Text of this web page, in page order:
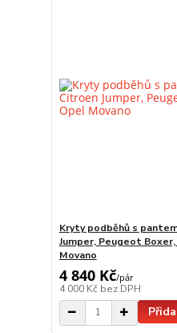
Kryty podběhů s
Jumper, Peugeot
Movano
4 840 Kč/pár
4 000 Kč bez DPH